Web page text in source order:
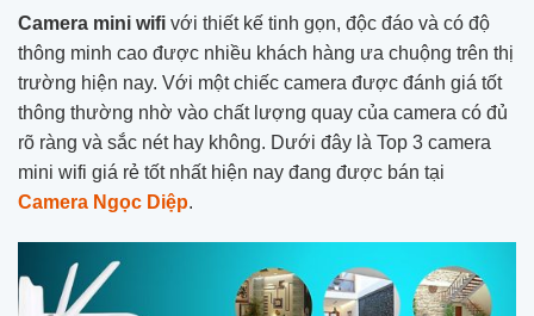
Camera mini wifi với thiết kế tinh gọn, độc đáo và có độ
thông minh cao được nhiều khách hàng ưa chuộng trên thị
trường hiện nay. Với một chiếc camera được đánh giá tốt
thông thường nhờ vào chất lượng quay của camera có đủ
rõ ràng và sắc nét hay không. Dưới đây là Top 3 camera
mini wifi giá rẻ tốt nhất hiện nay đang được bán tại
Camera Ngọc Diệp.